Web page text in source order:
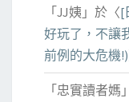
「JJ姨 」於〈[
好玩了，不讓
前例的大危機!)
「忠實讀者媽